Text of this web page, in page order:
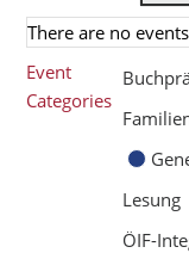
There are no
Event
Categories
Lesung
ÖIF-